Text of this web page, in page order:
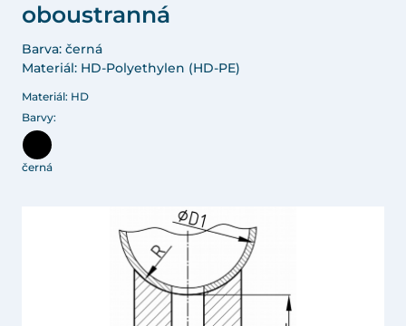
oboustranná
Barva: černá
Materiál: HD-Polyethylen (HD-PE)
Materiál: HD
Barvy:
černá